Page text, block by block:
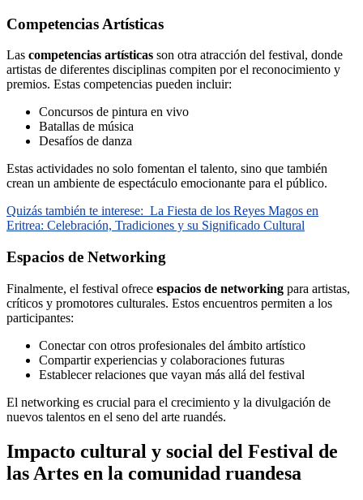
Competencias Artísticas
Las competencias artísticas son otra atracción del festival, donde
artistas de diferentes disciplinas compiten por el reconocimiento y
premios. Estas competencias pueden incluir:
Concursos de pintura en vivo
Batallas de música
Desafíos de danza
Estas actividades no solo fomentan el talento, sino que también
crean un ambiente de espectáculo emocionante para el público.
Quizás también te interese: La Fiesta de los Reyes Magos en
Eritrea: Celebración, Tradiciones y su Significado Cultural
Espacios de Networking
Finalmente, el festival ofrece espacios de networking para artistas,
críticos y promotores culturales. Estos encuentros permiten a los
participantes:
Conectar con otros profesionales del ámbito artístico
Compartir experiencias y colaboraciones futuras
Establecer relaciones que vayan más allá del festival
El networking es crucial para el crecimiento y la divulgación de
nuevos talentos en el seno del arte ruandés.
Impacto cultural y social del Festival de
las Artes en la comunidad ruandesa